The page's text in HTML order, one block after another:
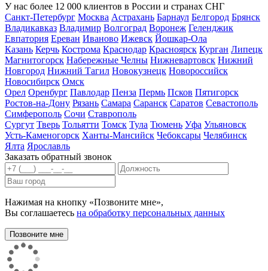
У нас более 12 000 клиентов в России и странах СНГ
Санкт-Петербург Москва Астрахань Барнаул Белгород Брянск
Владикавказ Владимир Волгоград Воронеж Геленджик
Евпатория Ереван Иваново Ижевск Йошкар-Ола
Казань Керчь Кострома Краснодар Красноярск Курган Липецк
Магнитогорск Набережные Челны Нижневартовск Нижний
Новгород Нижний Тагил Новокузнецк Новороссийск
Новосибирск Омск
Орел Оренбург Павлодар Пенза Пермь Псков Пятигорск
Ростов-на-Дону Рязань Самара Саранск Саратов Севастополь
Симферополь Сочи Ставрополь
Сургут Тверь Тольятти Томск Тула Тюмень Уфа Ульяновск
Усть-Каменогорск Ханты-Мансийск Чебоксары Челябинск
Ялта Ярославль
Заказать обратный звонок
Нажимая на кнопку «Позвоните мне»,
Вы соглашаетесь на обработку персональных данных